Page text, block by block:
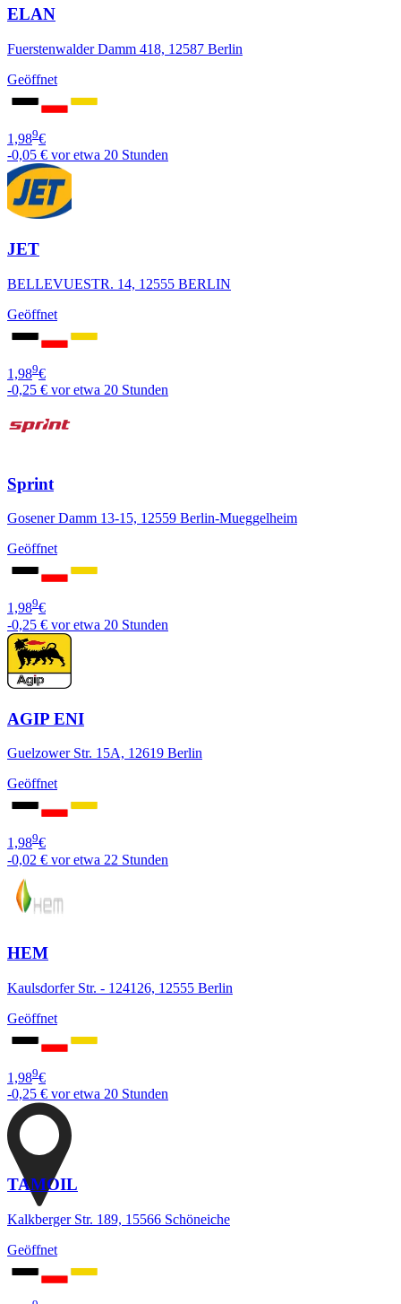
ELAN
Fuerstenwalder Damm 418, 12587 Berlin
Geöffnet
1,989€
-0,05 € vor etwa 20 Stunden
JET
BELLEVUESTR. 14, 12555 BERLIN
Geöffnet
1,989€
-0,25 € vor etwa 20 Stunden
Sprint
Gosener Damm 13-15, 12559 Berlin-Mueggelheim
Geöffnet
1,989€
-0,25 € vor etwa 20 Stunden
AGIP ENI
Guelzower Str. 15A, 12619 Berlin
Geöffnet
1,989€
-0,02 € vor etwa 22 Stunden
HEM
Kaulsdorfer Str. - 124126, 12555 Berlin
Geöffnet
1,989€
-0,25 € vor etwa 20 Stunden
TAMOIL
Kalkberger Str. 189, 15566 Schöneiche
Geöffnet